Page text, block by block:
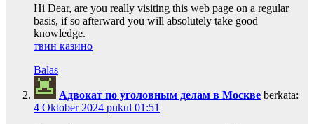
Hi Dear, are you really visiting this web page on a regular
basis, if so afterward you will absolutely take good
knowledge.
твин казино
Balas
Адвокат по уголовным делам в Москве berkata:
4 Oktober 2024 pukul 01:51